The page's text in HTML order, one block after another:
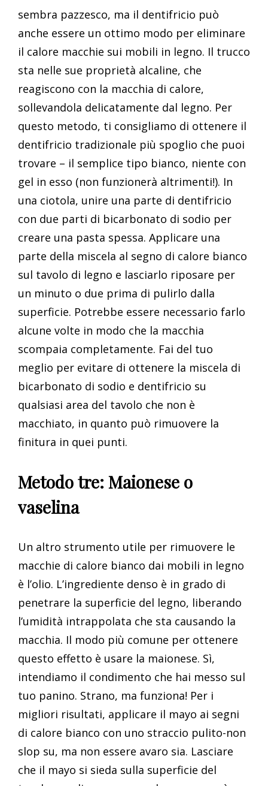
sembra pazzesco, ma il dentifricio può
anche essere un ottimo modo per eliminare
il calore macchie sui mobili in legno. Il trucco
sta nelle sue proprietà alcaline, che
reagiscono con la macchia di calore,
sollevandola delicatamente dal legno. Per
questo metodo, ti consigliamo di ottenere il
dentifricio tradizionale più spoglio che puoi
trovare – il semplice tipo bianco, niente con
gel in esso (non funzionerà altrimenti!). In
una ciotola, unire una parte di dentifricio
con due parti di bicarbonato di sodio per
creare una pasta spessa. Applicare una
parte della miscela al segno di calore bianco
sul tavolo di legno e lasciarlo riposare per
un minuto o due prima di pulirlo dalla
superficie. Potrebbe essere necessario farlo
alcune volte in modo che la macchia
scompaia completamente. Fai del tuo
meglio per evitare di ottenere la miscela di
bicarbonato di sodio e dentifricio su
qualsiasi area del tavolo che non è
macchiato, in quanto può rimuovere la
finitura in quei punti.
Metodo tre: Maionese o
vaselina
Un altro strumento utile per rimuovere le
macchie di calore bianco dai mobili in legno
è l’olio. L’ingrediente denso è in grado di
penetrare la superficie del legno, liberando
l’umidità intrappolata che sta causando la
macchia. Il modo più comune per ottenere
questo effetto è usare la maionese. Sì,
intendiamo il condimento che hai messo sul
tuo panino. Strano, ma funziona! Per i
migliori risultati, applicare il mayo ai segni
di calore bianco con uno straccio pulito-non
slop su, ma non essere avaro sia. Lasciare
che il mayo si sieda sulla superficie del